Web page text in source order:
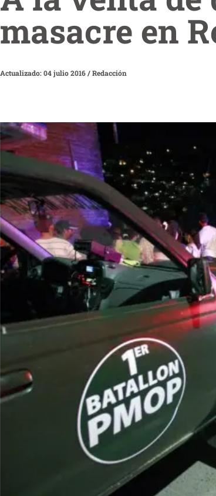
masacre en
Actualizado: 04 julio 2016/Redacción